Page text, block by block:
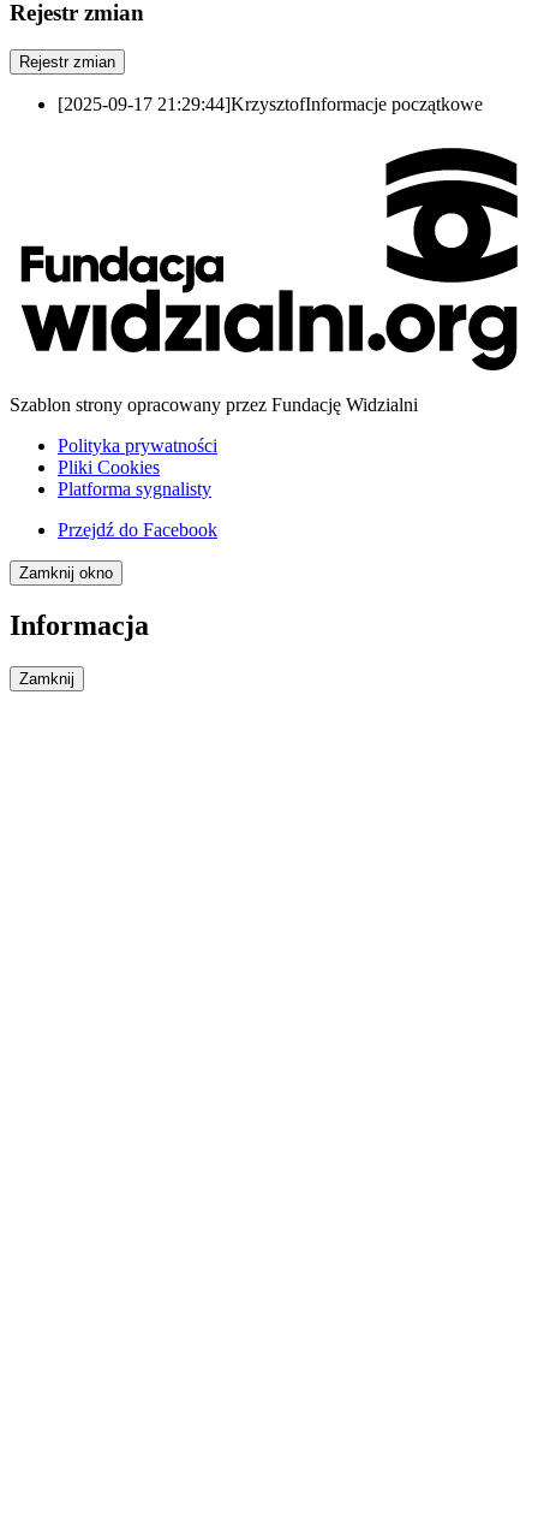
Rejestr zmian
Rejestr zmian
[2025-09-17 21:29:44]KrzysztofInformacje początkowe
Szablon strony opracowany przez Fundację Widzialni
Polityka prywatności
Pliki Cookies
Platforma sygnalisty
Przejdź do Facebook
Zamknij okno
Informacja
Zamknij